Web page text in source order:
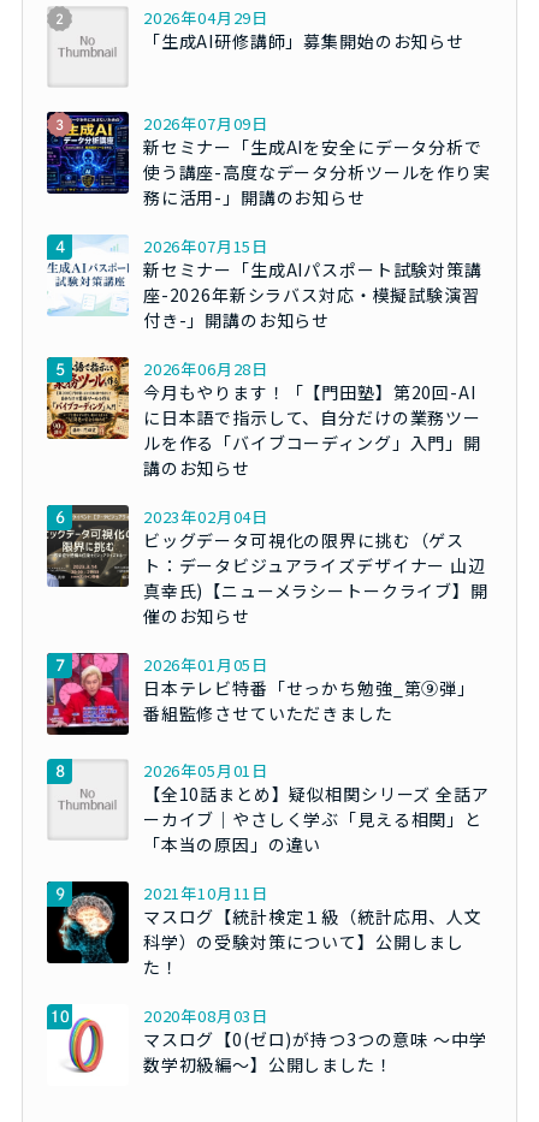
2026年04月29日
「生成AI研修講師」募集開始のお知らせ
2026年07月09日
新セミナー「生成AIを安全にデータ分析で
使う講座-高度なデータ分析ツールを作り実
務に活用-」開講のお知らせ
2026年07月15日
新セミナー「生成AIパスポート試験対策講
座-2026年新シラバス対応・模擬試験演習
付き-」開講のお知らせ
2026年06月28日
今月もやります！「【門田塾】第20回-AI
に日本語で指示して、自分だけの業務ツー
ルを作る「バイブコーディング」入門」開
講のお知らせ
2023年02月04日
ビッグデータ可視化の限界に挑む（ゲス
ト：データビジュアライズデザイナー 山辺
真幸氏)【ニューメラシートークライブ】開
催のお知らせ
2026年01月05日
日本テレビ特番「せっかち勉強_第⑨弾」
番組監修させていただきました
2026年05月01日
【全10話まとめ】疑似相関シリーズ 全話ア
ーカイブ｜やさしく学ぶ「見える相関」と
「本当の原因」の違い
2021年10月11日
マスログ【統計検定１級（統計応用、人文
科学）の受験対策について】公開しまし
た！
2020年08月03日
マスログ【0(ゼロ)が持つ3つの意味 ～中学
数学初級編～】公開しました！